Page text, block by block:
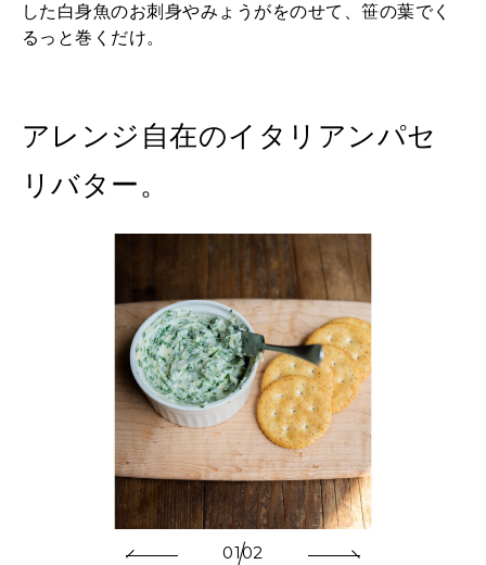
した白身魚のお刺身やみょうがをのせて、笹の葉でく
るっと巻くだけ。
アレンジ自在のイタリアンパセ
リバター。
0102